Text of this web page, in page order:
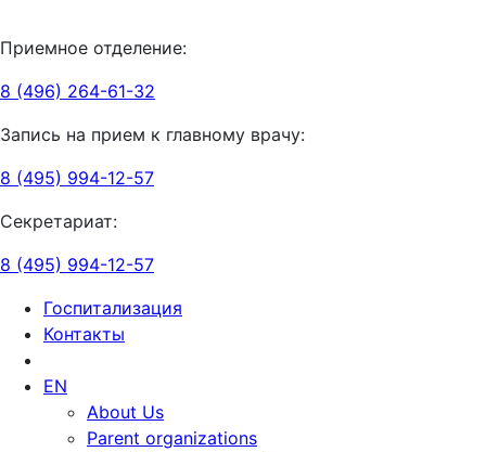
Приемное отделение:
8 (496) 264-61-32
Запись на прием к главному врачу:
8 (495) 994-12-57
Секретариат:
8 (495) 994-12-57
Госпитализация
Контакты
EN
About Us
Parent organizations